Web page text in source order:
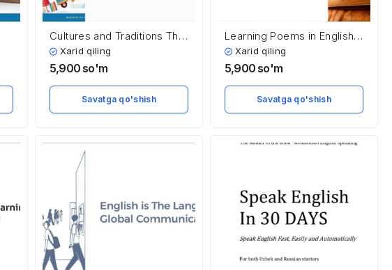
Cultures and Traditions The
Living Tapestry of Human
Identity
Xarid qiling
5,900 so'm
Savatga qo'shish
Learning Poems in English
A Journey Through
Language and Imagination
Xarid qiling
5,900 so'm
Savatga qo'shish